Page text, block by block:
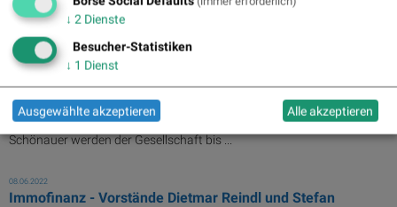
scheiden aus. "Nach ... des Vorstands, Dietmar Reindl und
Schönauer, im Zusammenhang mit ...
09.06.2022
ATX-Trends: Immofinanz, voestalpine, UBM ...
... . Dietmar Reindl und Herr Mag.
Schönauer, im
Zusammenhang mit dem ... . Dietmar Reindl und Herr Mag.Stefan
Schönauer werden der Gesellschaft bis ...
08.06.2022
Immofinanz - Vorstände Dietmar Reindl und Stefan
↓ 2 Dienste
Besucher-Statistiken
↓ 1 Dienst
Ausgewählte akzeptieren Alle akzeptieren